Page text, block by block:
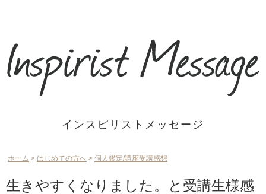
インスピリストメッセージ
ホーム > はじめての方へ > 個人鑑定/講座受講感想
生きやすくなりました。と受講生様感